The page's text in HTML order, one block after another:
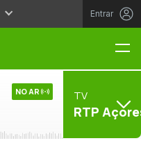
Entrar
NO AR TV
RTP